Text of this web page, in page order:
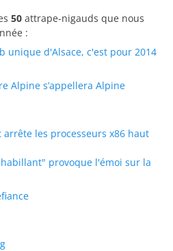
50 attrape-nigauds que nous
:
unique d'Alsace, c'est pour 2014
Alpine s’appellera Alpine
arrête les processeurs x86 haut
provoque l'émoi sur la